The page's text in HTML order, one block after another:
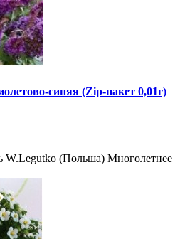
синяя (Zip-пакет 0,01г)
W.Legutko (Польша) Многолетнее